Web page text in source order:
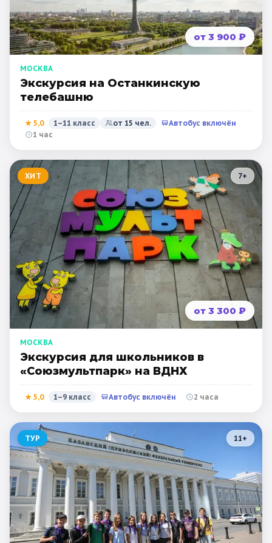
от 3 900 ₽
МОСКВА
Экскурсия на Останкинскую
телебашню
★ 5,0 1–11 класс от 15 чел.
Автобус включён
1 час
ХИТ 7+
от 3 300 ₽
МОСКВА
Экскурсия для школьников в
«Союзмультпарк» на ВДНХ
★ 5,0 1–9 класс Автобус включён 2 часа
ТУР 11+